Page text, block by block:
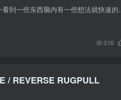
今年开始总是闲不下来，一有空余时间
316
/ REVERSE RUGPULL